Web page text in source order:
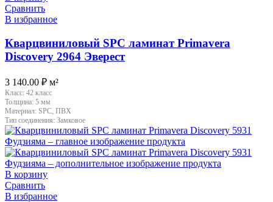
Сравнить
В избранное
Кварцвиниловый SPC ламинат Primavera
Discovery 2964 Эверест
3 140.00 ₽ м²
Класс: 42 класс
Толщина: 5 мм
Материал: SPC, ПВХ
Тип соединения: Замковое
В корзину
Сравнить
В избранное